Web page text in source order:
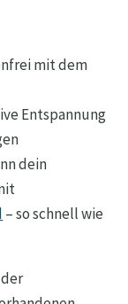
mit dem
Entspannung
dein
– so schnell wie